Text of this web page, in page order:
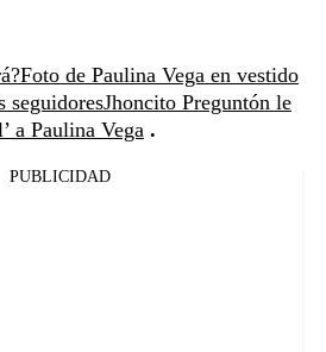
Foto de Paulina Vega en vestido
seguidoresJhoncito Preguntón le
a Paulina Vega .
PUBLICIDAD